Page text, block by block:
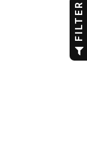
FILTER